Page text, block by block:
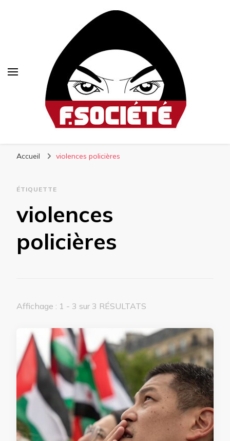
Accueil violences policières
ÉTIQUETTE
violences
policières
Affichage : 1 - 3 sur 3 RÉSULTATS